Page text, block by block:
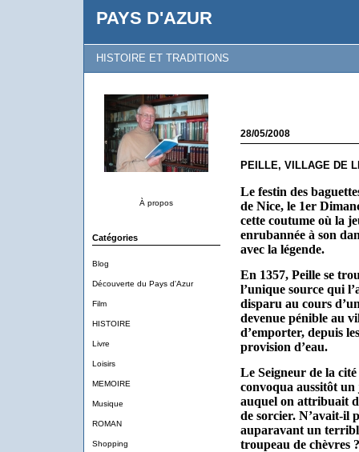
PAYS D'AZUR
HISTOIRE ET TRADITIONS
À propos
Catégories
Blog
Découverte du Pays d'Azur
Film
HISTOIRE
Livre
Loisirs
MEMOIRE
Musique
ROMAN
Shopping
28/05/2008
PEILLE, VILLAGE DE
Le festin des
de Nice, le 1er
cette coutume où la
enrubannée à son
avec la légende.
En 1357, Peille se
l’unique source qui
disparu au cours
devenue pénible au
d’emporter, depuis
provision d’eau.
Le Seigneur de la
convoqua aussitôt
auquel on attribuait
de sorcier. N’avait-il
auparavant un
troupeau de chèvres ?